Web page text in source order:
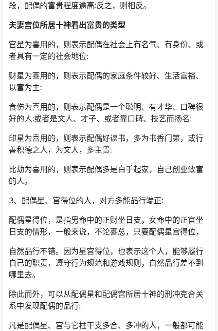
段，配偶的富贵程度逾高:反之，则相反。
夫妻宫位所居十神看出富贵的类型
官星为喜用的，则表示配偶在社会上有名气、有身份、或
者具有一定的社会地位:
财星为喜用的，则表示配偶的家庭条件较好、生活富裕、
以富为主:
食伤为喜用的，则表示配偶是一个聪明、有才华、口碑很
好的人:或者是文人、才子、或者靠口碑、技艺而扬名:
印星为喜用的，则表示配偶好读书，多为书香门第，或行
善积德之人，为文人，多主贵:
比劫为喜用的，则表示配偶多是白手起家，自己创业致富
的人。
3、配偶星、宫得位的人，对方多能品行端正:
配偶星得位，是指男命中的正财坐日支，女命中的正官坐
日支的情形，一般来说，不论喜总，只要配偶星宫得位，
自然品行不错。因为星宫得位，也表示这个人，能够履行
自己的职责，遵守行为规范和游戏规则，自然品行差不到
哪里去。
除此而外，可以从配偶星和配偶宫所居十神的刑冲克合关
系中发现配偶的品行:
凡是配偶星、宫与它柱干支多合、多冲的人，一般都可能